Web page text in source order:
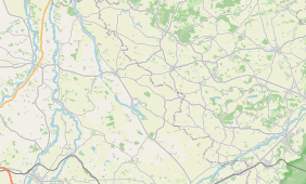
Le sabotier de Bethmale
ARRIEN-EN-BETHMALE